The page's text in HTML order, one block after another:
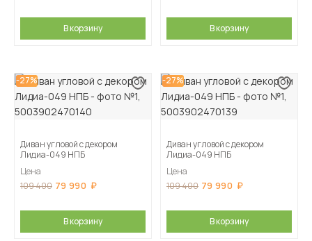
В корзину В корзину
-27%
Диван угловой с декором
Лидиа-049 НПБ
Цена
109 400 79 990
В корзину
-27%
Диван угловой с декором
Лидиа-049 НПБ
Цена
109 400 79 990
В корзину